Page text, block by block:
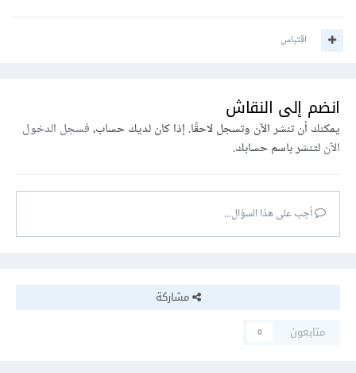
اقتباس
انضم إلى النقاش
يمكنك أن تنشر الآن وتسجل لاحقًا. إذا كان لديك حساب،فسجل الدخول
الآنلتنشر باسم حسابك.
أجب على هذا السؤال...
مشاركة
متابعون
0